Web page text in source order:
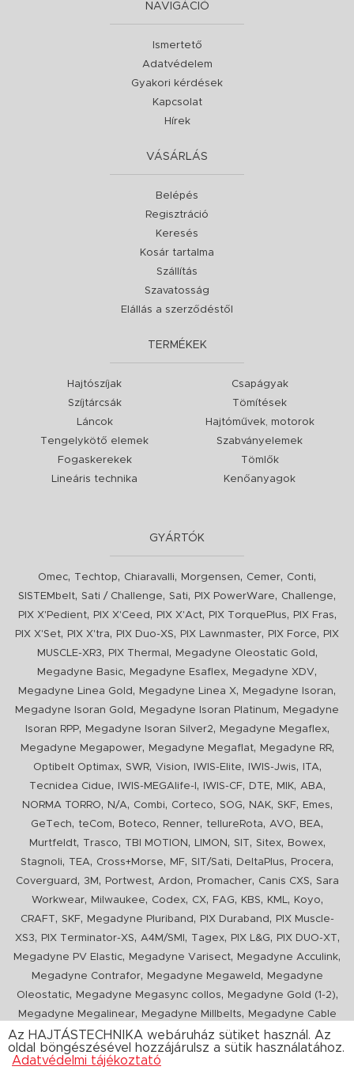
NAVIGÁCIÓ
Ismertető
Adatvédelem
Gyakori kérdések
Kapcsolat
Hírek
VÁSÁRLÁS
Belépés
Regisztráció
Keresés
Kosár tartalma
Szállítás
Szavatosság
Elállás a szerződéstől
TERMÉKEK
Hajtószíjak
Szíjtárcsák
Láncok
Tengelykötő elemek
Fogaskerekek
Lineáris technika
Csapágyak
Tömítések
Hajtóművek, motorok
Szabványelemek
Tömlők
Kenőanyagok
GYÁRTÓK
Omec, Techtop, Chiaravalli, Morgensen, Cemer, Conti,
SISTEMbelt, Sati / Challenge, Sati, PIX PowerWare, Challenge,
PIX X'Pedient, PIX X'Ceed , PIX X'Act, PIX TorquePlus, PIX Fras,
PIX X'Set, PIX X'tra, PIX Duo-XS, PIX Lawnmaster, PIX Force,
PIX
MUSCLE-XR3, PIX Thermal , Megadyne Oleostatic Gold ,
Megadyne Basic, Megadyne Esaflex, Megadyne XDV,
Megadyne Linea Gold , Megadyne Linea X, Megadyne Isoran,
Megadyne Isoran Gold , Megadyne Isoran Platinum,
Megadyne
Isoran RPP, Megadyne Isoran Silver2, Megadyne Megaflex,
Megadyne Megapower, Megadyne Megaflat, Megadyne RR,
Optibelt Optimax, SWR, Vision, IWIS-Elite, IWIS-Jwis, ITA,
Tecnidea Cidue, IWIS-MEGAlife-I , IWIS-CF, DTE, MIK, ABA,
NORMA TORRO, N/A, Combi, Corteco, SOG, NAK, SKF, Emes,
GeTech, teCom, Boteco, Renner, tellureRota, AVO, BEA,
Murtfeldt, Trasco, TBI MOTION , LIMON , SIT, Sitex, Bowex,
Stagnoli, TEA, Cross+Morse, MF, SIT/Sati, DeltaPlus, Procera,
Coverguard , 3M , Portwest, Ardon, Promacher, Canis CXS, Sara
Workwear, Milwaukee, Codex, CX, FAG, KBS, KML, Koyo,
CRAFT, SKF, Megadyne Pluriband , PIX Duraband ,
PIX Muscle-
XS3, PIX Terminator-XS, A4M/SMI , Tagex, PIX L&G, PIX DUO-XT,
Megadyne PV Elastic, Megadyne Varisect, Megadyne Acculink,
Megadyne Contrafor, Megadyne Megaweld ,
Megadyne
Oleostatic, Megadyne Megasync collos, Megadyne Gold (1-2),
Megadyne Megalinear, Megadyne Millbelts,
Megadyne Cable
Pull, PIX X'Ceed,Megadyne Pull Down, Optibelt VB,Mitsuboshi
ConCar,Megadyne Megarib ,PIX HARVESTER,Urgent
Az HAJTÁSTECHNIKA webáruház sütiket használ. Az
oldal böngészésével hozzájárulsz a sütik használatához.
Adatvédelmi tájékoztató